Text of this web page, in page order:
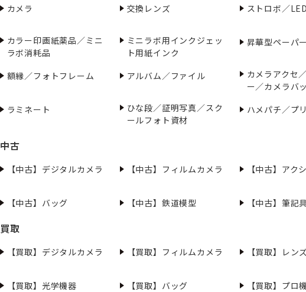
カメラ 交換レンズ ストロボ／
カラー印画紙薬品／ミニ
ラボ消耗品
ミニラボ用インクジェッ
ト用紙インク
昇華型ペーパー
額縁／フォトフレーム
アルバム／ファイル
カメラアクセ
ー／カメラバ
ラミネート
ひな段／証明写真／スク
ールフォト資材
ハメパチ／プ
中古
【中古】デジタルカメラ 【中古】フィルムカメラ 【中古】アク
【中古】バッグ 【中古】鉄道模型 【中古】筆記
買取
【買取】デジタルカメラ 【買取】フィルムカメラ 【買取】レン
【買取】光学機器
【買取】バッグ 【買取】プロ